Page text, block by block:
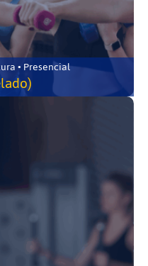
• Presencial